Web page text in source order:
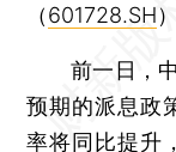
（601728.SH
前一日，中
预期的派息政
率将同比提升